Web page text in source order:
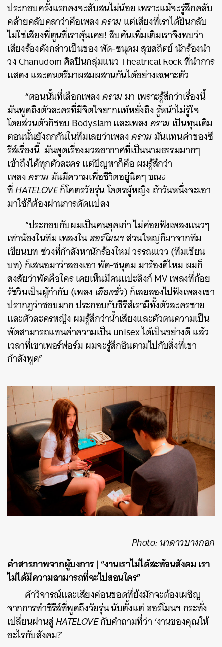
ประกอบครั้งแรกคงจะสับสนไม่น้อย เพราะแม้จะรู้สึกคลับ
คล้ายคลับคลาว่าคือเพลงครามแต่เสียงที่เราได้ยินกลับ
ไม่ใช่เสียงพี่ตูนที่เราคุ้นเคย! สืบค้นเพิ่มเติมเราจึงพบว่า
เสียงร้องดังกล่าวเป็นของ พัด-ชนุดม สุขสถิตย์ นักร้องนำ
วง Chanudom ศิลปินกลุ่มแนว Theatrical Rock ที่นำการ
แสดง และดนตรีมาผสมผสานกันได้อย่างเฉพาะตัว
“ตอนนั้นที่เลือกเพลงครามมา เพราะรู้สึกว่าเรื่องนี้
มันพูดถึงตัวละครที่มีจิตใจยากแท้หยั่งถึง รู้หน้าไม่รู้ใจ
โดยส่วนตัวก็ชอบ Bodyslam และเพลงครามเป็นทุนเดิม
ตอนนั้นยังถกกันในทีมเลยว่าเพลงครามมันแทนค่าของซี
รีส์เรื่องนี้ มันพูดเรื่องมวลอากาศที่เป็นนามธรรมมากๆ
เข้าถึงได้ทุกตัวละคร แต่ปัญหาก็คือ ผมรู้สึกว่า
เพลงครามมันมีความเพื่อชีวิตอยู่นิดๆ ขณะ
ที่HATELOVEก็โคตรวัยรุ่น โคตรผู้หญิง ถ้าวันหนึ่งจะเอา
มาใช้ก็ต้องผ่านการดัดแปลง
“ประกอบกับผมเป็นคนยุคเก่า ไม่ค่อยฟังเพลงแนวๆ
เท่าน้องในทีม เพลงในฮอร์โมนฯส่วนใหญ่ก็มาจากทีม
เขียนบท ช่วงที่กำลังหานักร้องใหม่ วรรณแวว (ทีมเขียน
บท) ก็เสนอมาว่าลองเอา พัด-ชนุดม มาร้องดีไหม ผมก็
สงสัยว่าพัดคือใคร เคยเห็นมีคนแปะลิงก์ MV เพลงที่ก้อย
รัชวินเป็นผู้กำกับ (เพลง เลือดชั่ว) ก็เลยลองไปฟังเพลงเขา
ปรากฏว่าชอบมาก ประกอบกับซีรีส์เรามีทั้งตัวละครชาย
และตัวละครหญิง ผมรู้สึกว่าน้ำเสียงและตัวตนความเป็น
พัดสามารถแทนค่าความเป็น unisex ได้เป็นอย่างดี แล้ว
เวลาที่เขาเพอร์ฟอร์ม ผมจะรู้สึกอินตามไปกับสิ่งที่เขา
กำลังพูด”
Photo: นาดาวบางกอก
คำสารภาพจากผู้บงการ | “งานเราไม่ได้สะท้อนสังคม เรา
ไม่ได้มีความสามารถที่จะไปสอนใคร”
คำวิจารณ์และเสียงค่อนขอดที่ย้งมักจะต้องเผชิญ
จากการทำซีรีส์ที่พูดถึงวัยรุ่น นับตั้งแต่ ฮอร์โมนฯ กระทั่ง
เปลี่ยนผ่านสู่HATELOVEกับคำถามที่ว่า ‘งานของคุณให้
อะไรกับสังคม?’